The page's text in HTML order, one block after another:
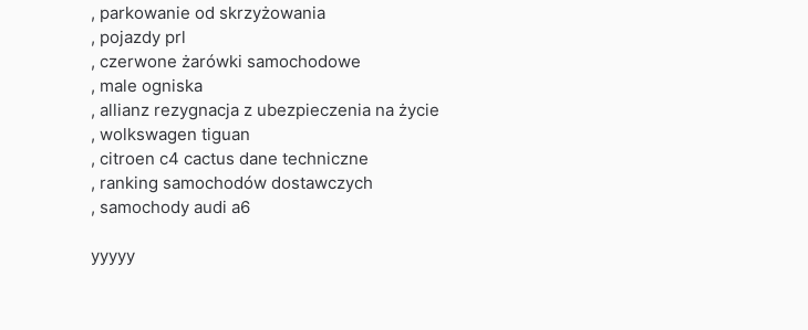
, parkowanie od skrzyżowania
, pojazdy prl
, czerwone żarówki samochodowe
, male ogniska
, allianz rezygnacja z ubezpieczenia na życie
, wolkswagen tiguan
, citroen c4 cactus dane techniczne
, ranking samochodów dostawczych
, samochody audi a6
yyyyy